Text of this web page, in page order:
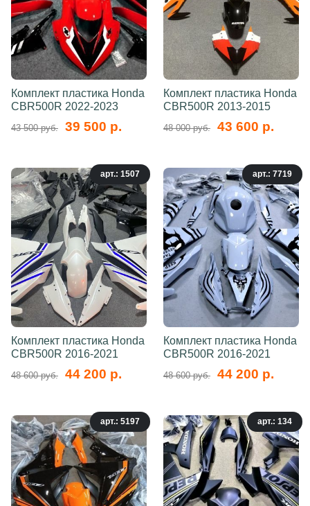
Комплект пластика Honda
CBR500R 2022-2023
43 500 руб. 39 500 р.
Комплект пластика Honda
CBR500R 2013-2015
48 000 руб. 43 600 р.
арт.: 1507
Комплект пластика Honda
CBR500R 2016-2021
48 600 руб. 44 200 р.
арт.: 7719
Комплект пластика Honda
CBR500R 2016-2021
48 600 руб. 44 200 р.
арт.: 5197 арт.: 134